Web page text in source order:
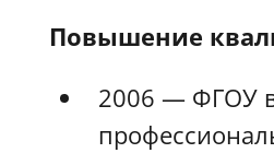
Повышение
2006 — ФГОУ